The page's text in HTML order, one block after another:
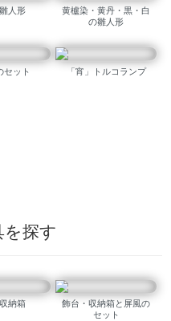
人形
黄櫨染・黄丹・黒・白
の雛人形
セット 「宵」トルコランプ
を探す
納箱
飾台・収納箱と屏風の
セット